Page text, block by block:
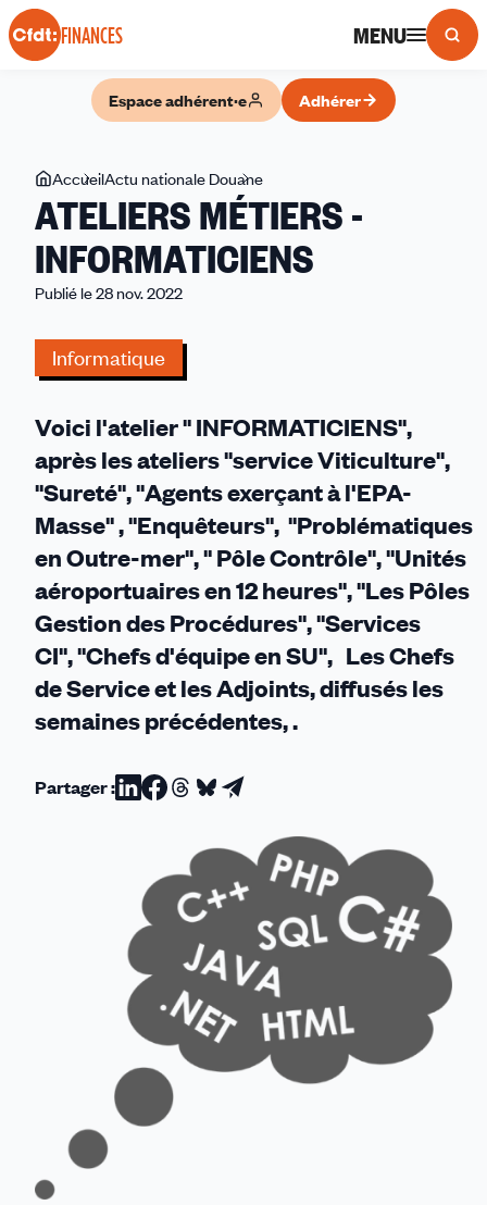
Panneau de gestion des cookies
FINANCES MENU
Espace adhérent·e Adhérer
Vous
êtes
ici
AccueilActu nationale Douane
MÉTIERS
-
INFORMATICIENS
ATELIERS MÉTIERS -
INFORMATICIENS
Publié le 28 nov. 2022
Informatique
Voici l'atelier " INFORMATICIENS",
après les ateliers "service Viticulture",
"Sureté", "Agents exerçant à l'EPA-
Masse" , "Enquêteurs", "Problématiques
en Outre-mer", " Pôle Contrôle", "Unités
aéroportuaires en 12 heures", "Les Pôles
Gestion des Procédures", "Services
CI", "Chefs d'équipe en SU", Les Chefs
de Service et les Adjoints, diffusés les
semaines précédentes, .
Partager :Partager
Linkedin
Partager
Facebook
Partager
Threads
Partager
Bluesky
Partager
email